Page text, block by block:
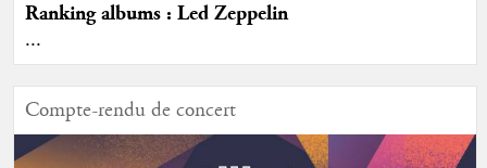
Ranking albums : Led Zeppelin
...
Compte-rendu de concert